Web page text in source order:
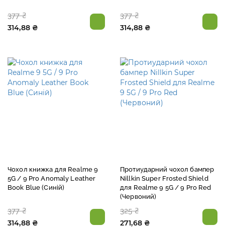
377 ₴
314,88 ₴
377 ₴
314,88 ₴
Чохол книжка для Realme 9
5G / 9 Pro Anomaly Leather
Book Blue (Синій)
377 ₴
314,88 ₴
Протиударний чохол бампер
Nillkin Super Frosted Shield
для Realme 9 5G / 9 Pro Red
(Червоний)
325 ₴
271,68 ₴